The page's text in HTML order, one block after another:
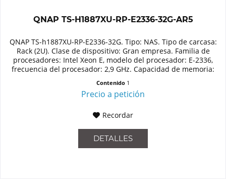
QNAP TS-H1887XU-RP-E2336-32G-AR5
QNAP TS-h1887XU-RP-E2336-32G. Tipo: NAS. Tipo de carcasa:
Rack (2U). Clase de dispositivo: Gran empresa. Familia de
procesadores: Intel Xeon E, modelo del procesador: E-2336,
frecuencia del procesador: 2,9 GHz. Capacidad de memoria:
Contenido 1
Precio a petición
Recordar
DETALLES